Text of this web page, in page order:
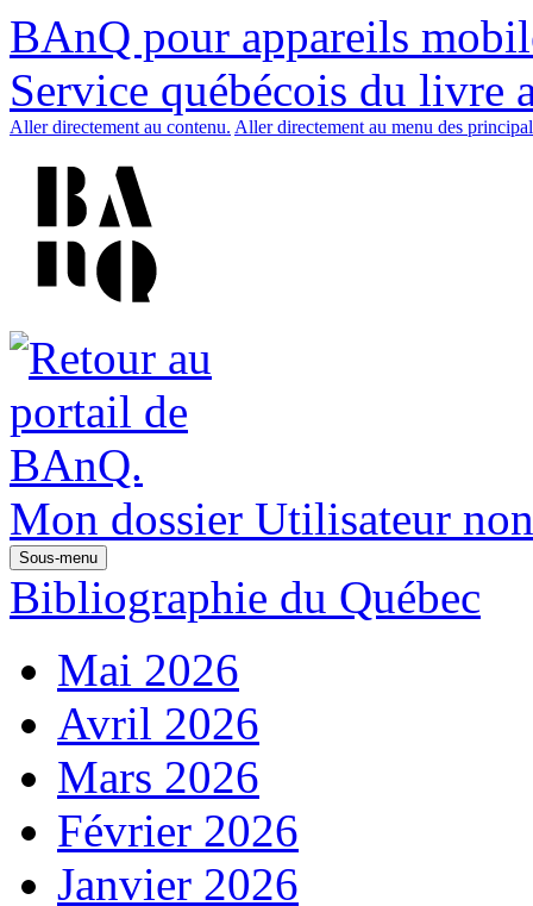
BAnQ pour appareils
Service québécois du livre
Aller directement au contenu. Aller directement au menu des
Mon dossier Utilisateur
Sous-menu
Bibliographie du Québec
Mai 2026
Avril 2026
Mars 2026
Février 2026
Janvier 2026